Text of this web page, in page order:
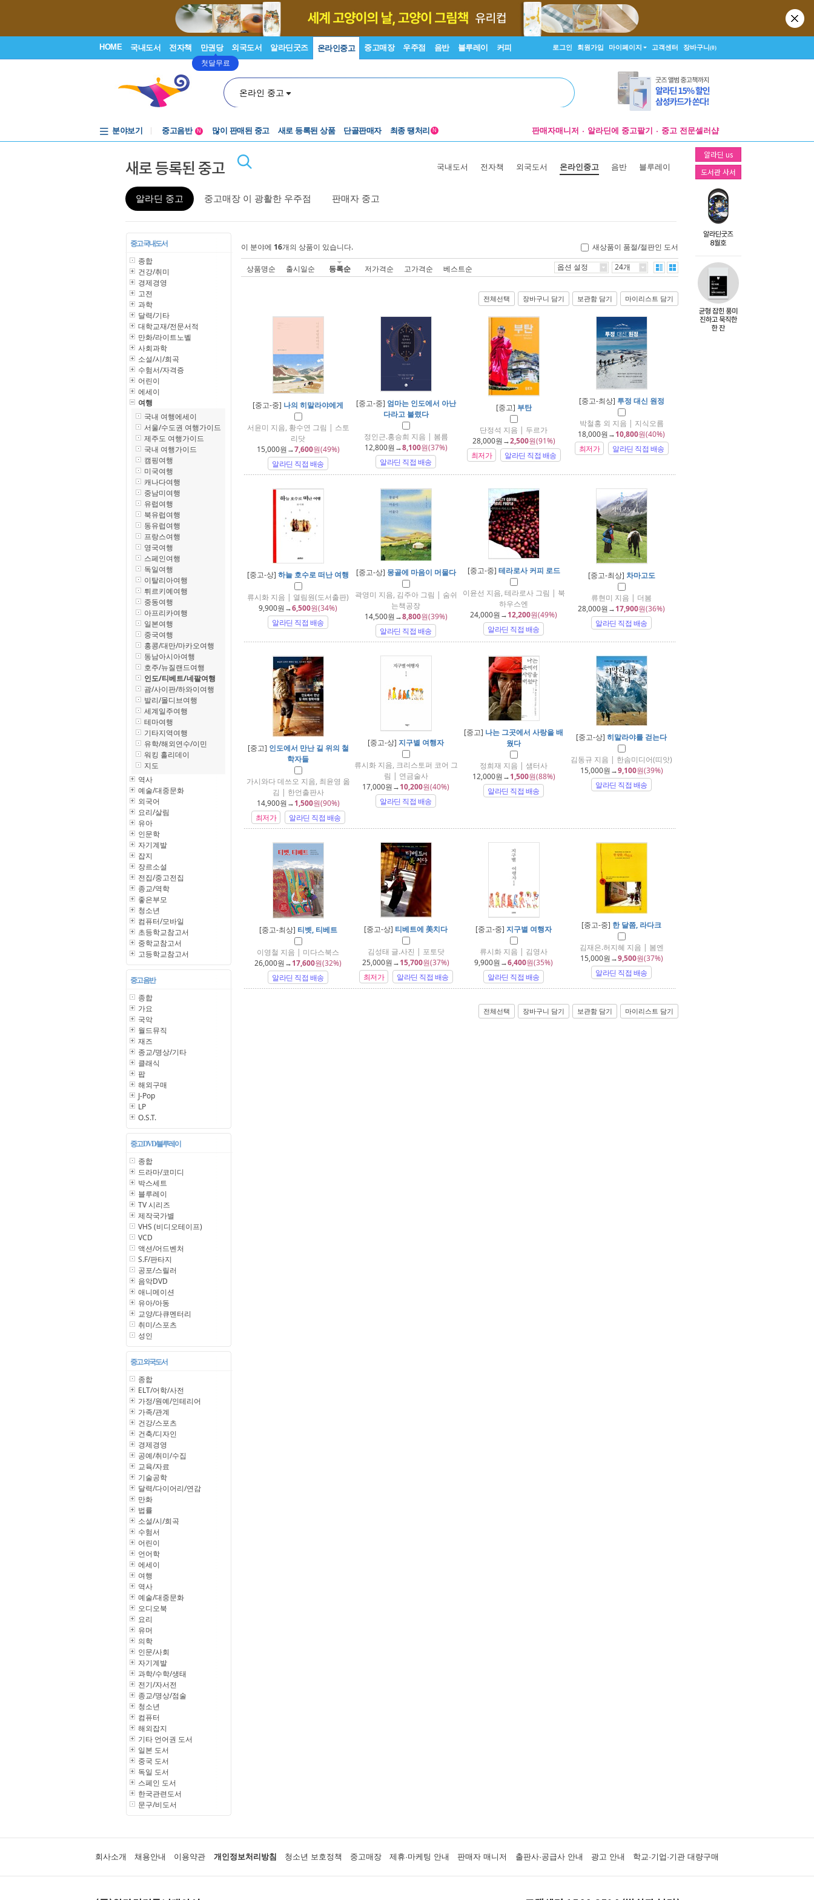
HOME 국내도서 전자책 만권당
첫달무료
외국도서 알라딘굿즈 온라인중고 중고매장 우주점 음반 블루레이 커피 로그인 회원가입 마이페이지 고객센터 장바구니(0)
온라인 중고
분야보기
중고음반
중고음반
N 많이 판매된 중고 새로 등록된 상품 단골판매자 최종 땡처리 N 판매자매니저 알라딘에 중고팔기 중고 전문셀러샵
알라딘 us
도서관 사서
새로 등록된 중고 국내도서 전자책 외국도서 온라인중고 음반 블루레이
알라딘 중고 중고매장 이 광활한 우주점 판매자 중고
중고 국내도서
종합
건강/취미
경제경영
고전
과학
달력/기타
대학교재/전문서적
만화/라이트노벨
사회과학
소설/시/희곡
수험서/자격증
어린이
에세이
여행
국내 여행에세이
서울/수도권 여행가이드
제주도 여행가이드
국내 여행가이드
캠핑여행
미국여행
캐나다여행
중남미여행
유럽여행
북유럽여행
동유럽여행
프랑스여행
영국여행
스페인여행
독일여행
이탈리아여행
튀르키예여행
중동여행
아프리카여행
일본여행
중국여행
홍콩/대만/마카오여행
동남아시아여행
호주/뉴질랜드여행
인도/티베트/네팔여행
괌/사이판/하와이여행
발리/몰디브여행
세계일주여행
테마여행
기타지역여행
유학/해외연수/이민
워킹 홀리데이
지도
역사
예술/대중문화
외국어
요리/살림
유아
인문학
자기계발
잡지
장르소설
전집/중고전집
종교/역학
좋은부모
청소년
컴퓨터/모바일
초등학교참고서
중학교참고서
고등학교참고서
중고 음반
종합
가요
국악
월드뮤직
재즈
종교/명상/기타
클래식
팝
해외구매
J-Pop
LP
O.S.T.
중고 DVD/블루레이
종합
드라마/코미디
박스세트
블루레이
TV 시리즈
제작국가별
VHS (비디오테이프)
VCD
액션/어드벤처
S.F/판타지
공포/스릴러
음악DVD
애니메이션
유아/아동
교양/다큐멘터리
취미/스포츠
성인
중고 외국도서
종합
ELT/어학/사전
가정/원예/인테리어
가족/관계
건강/스포츠
건축/디자인
경제경영
공예/취미/수집
교육/자료
기술공학
달력/다이어리/연감
만화
법률
소설/시/희곡
수험서
어린이
언어학
에세이
여행
역사
예술/대중문화
오디오북
요리
유머
의학
인문/사회
자기계발
과학/수학/생태
전기/자서전
종교/명상/점술
청소년
컴퓨터
해외잡지
기타 언어권 도서
일본 도서
중국 도서
독일 도서
스페인 도서
한국관련도서
문구/비도서
이 분야에 16개의 상품이 있습니다. 새상품이 품절/절판인 도서
상품명순 출시일순 등록순 저가격순 고가격순 베스트순 옵션 설정 24개
전체선택 장바구니 담기 보관함 담기 마이리스트 담기
[중고-중] 나의 히말라야에게
서윤미 지음, 황수연 그림 | 스토
리닷
15,000원→7,600원(49%)
알라딘 직접 배송
[중고-중] 엄마는 인도에서 아난
다라고 불렸다
정인근.홍승희 지음 | 봄름
12,800원→8,100원(37%)
알라딘 직접 배송
[중고] 부탄
단정석 지음 | 두르가
28,000원→2,500원(91%)
최저가
알라딘 직접 배송
[중고-최상] 투정 대신 원정
박철홍 외 지음 | 지식오름
18,000원→10,800원(40%)
최저가
알라딘 직접 배송
[중고-상] 하늘 호수로 떠난 여행
류시화 지음 | 열림원(도서출판)
9,900원→6,500원(34%)
알라딘 직접 배송
[중고-상] 몽골에 마음이 머물다
곽영미 지음, 김주아 그림 | 숨쉬
는책공장
14,500원→8,800원(39%)
알라딘 직접 배송
[중고-중] 테라로사 커피 로드
이윤선 지음, 테라로사 그림 | 북
하우스엔
24,000원→12,200원(49%)
알라딘 직접 배송
[중고-최상] 차마고도
류현미 지음 | 더봄
28,000원→17,900원(36%)
알라딘 직접 배송
[중고] 인도에서 만난 길 위의 철
학자들
가시와다 데쓰오 지음, 최윤영 옮
김 | 한언출판사
14,900원→1,500원(90%)
최저가
알라딘 직접 배송
[중고-상] 지구별 여행자
류시화 지음, 크리스토퍼 코어 그
림 | 연금술사
17,000원→10,200원(40%)
알라딘 직접 배송
[중고] 나는 그곳에서 사랑을 배
웠다
정희재 지음 | 샘터사
12,000원→1,500원(88%)
알라딘 직접 배송
[중고-상] 히말라야를 걷는다
김동규 지음 | 한솜미디어(띠앗)
15,000원→9,100원(39%)
알라딘 직접 배송
[중고-최상] 티벳, 티베트
이영철 지음 | 미다스북스
26,000원→17,600원(32%)
알라딘 직접 배송
[중고-상] 티베트에 美치다
김성태 글.사진 | 포토닷
25,000원→15,700원(37%)
최저가
알라딘 직접 배송
[중고-중] 지구별 여행자
류시화 지음 | 김영사
9,900원→6,400원(35%)
알라딘 직접 배송
[중고-중] 한 달쯤, 라다크
김재은.허지혜 지음 | 봄엔
15,000원→9,500원(37%)
알라딘 직접 배송
전체선택 장바구니 담기 보관함 담기 마이리스트 담기
회사소개 채용안내 이용약관 개인정보처리방침 청소년 보호정책 중고매장 제휴·마케팅 안내 판매자 매니저 출판사·공급사 안내 광고 안내 학교·기업·기관 대량구매